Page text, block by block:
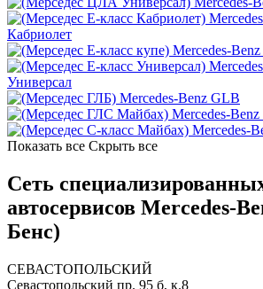
Кабриолет
Mercedes-
Универсал
Mercedes-Benz GLB
Mercedes-
Mercedes-
Показать все Скрыть все
Сеть
автосервисов Mercedes-
Бенс)
СЕВАСТОПОЛЬСКИЙ
Севастопольский пр. 95 б, к.8